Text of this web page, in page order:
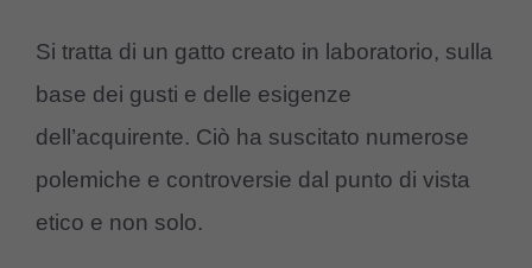
Si tratta di un gatto creato in laboratorio, sulla
base dei gusti e delle esigenze
dell’acquirente. Ciò ha suscitato numerose
polemiche e controversie dal punto di vista
etico e non solo.